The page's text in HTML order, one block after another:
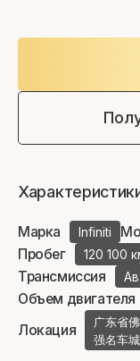
Марка Infiniti
Пробег 120 100
Трансмиссия
Объем двигателя
Локация
广东省
强名车